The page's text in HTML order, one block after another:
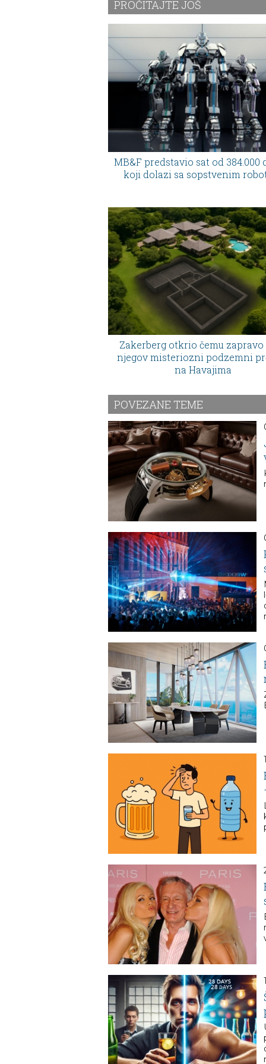
PROČITAJTE JOŠ
MB&F predstavio sat od 384.000
koji dolazi sa sopstvenim
Zakerberg otkrio čemu zapravo
njegov misteriozni podzemni
na Havajima
POVEZANE TEME